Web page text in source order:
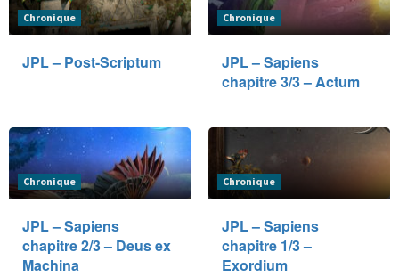
Chronique
JPL – Post-Scriptum
Chronique
JPL – Sapiens
chapitre 3/3 – Actum
Chronique
JPL – Sapiens
chapitre 2/3 – Deus ex
Machina
Chronique
JPL – Sapiens
chapitre 1/3 –
Exordium